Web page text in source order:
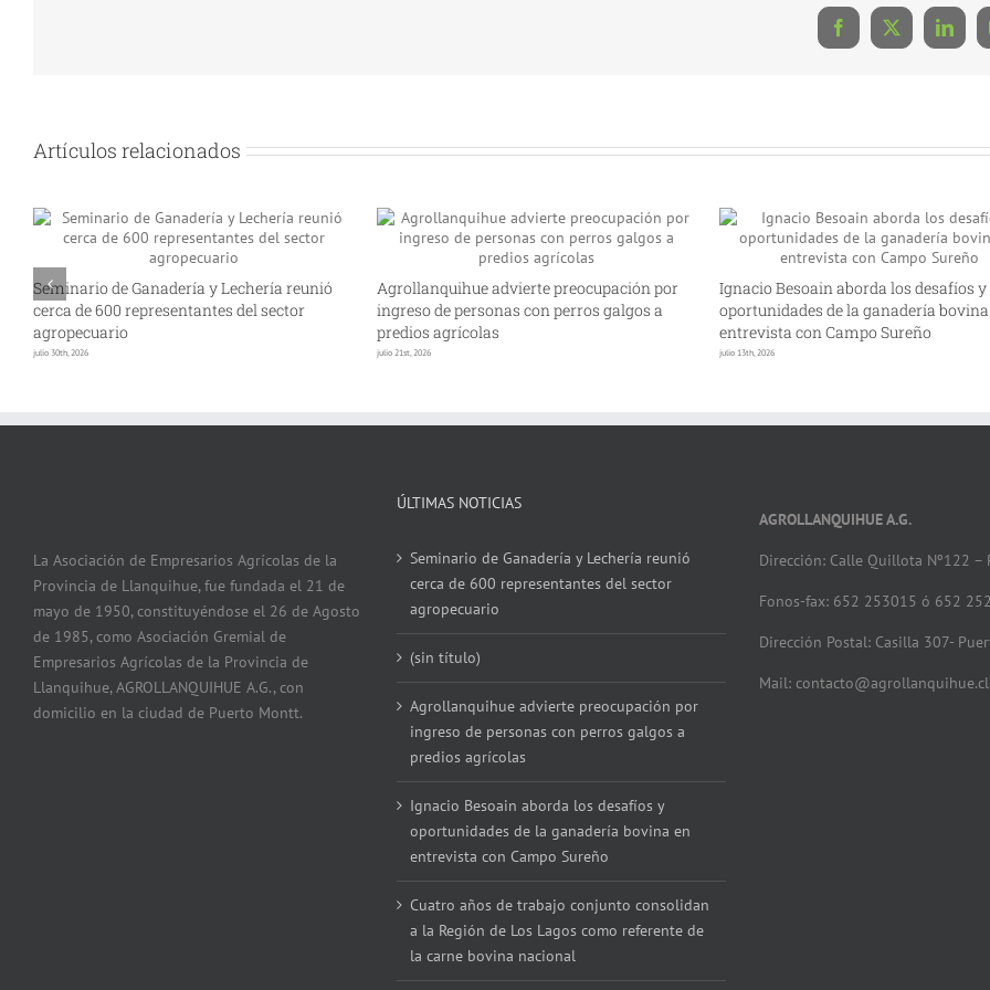
Facebook
X
Artículos relacionados
Seminario de Ganadería y Lechería reunió
cerca de 600 representantes del sector
agropecuario
julio 30th, 2026
Agrollanquihue advierte preocupación por
ingreso de personas con perros galgos a
predios agrícolas
julio 21st, 2026
Ignacio Besoain aborda los desafíos y
oportunidades de la ganadería
entrevista con Campo Sureño
julio 13th, 2026
La Asociación de Empresarios Agrícolas de la
Provincia de Llanquihue, fue fundada el 21 de
mayo de 1950, constituyéndose el 26 de Agosto
de 1985, como Asociación Gremial de
Empresarios Agrícolas de la Provincia de
Llanquihue, AGROLLANQUIHUE A.G., con
domicilio en la ciudad de Puerto Montt.
ÚLTIMAS NOTICIAS
Seminario de Ganadería y Lechería reunió
cerca de 600 representantes del sector
agropecuario
(sin título)
Agrollanquihue advierte preocupación por
ingreso de personas con perros galgos a
predios agrícolas
Ignacio Besoain aborda los desafíos y
oportunidades de la ganadería bovina en
entrevista con Campo Sureño
Cuatro años de trabajo conjunto consolidan
a la Región de Los Lagos como referente de
la carne bovina nacional
AGROLLANQUIHUE A.G.
Dirección: Calle Quillota Nº122
Fonos-fax: 652 253015 ó 652
Dirección Postal: Casilla 307-
Mail: contacto@agrollanquihue.cl